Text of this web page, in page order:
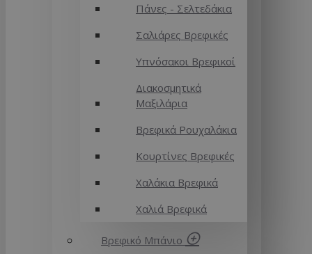
Πάνες - Σελτεδάκια
Σαλιάρες Βρεφικές
Υπνόσακοι Βρεφικοί
Διακοσμητικά
Μαξιλάρια
Βρεφικά Ρουχαλάκια
Κουρτίνες Βρεφικές
Χαλάκια Βρεφικά
Χαλιά Βρεφικά
Βρεφικό Μπάνιο